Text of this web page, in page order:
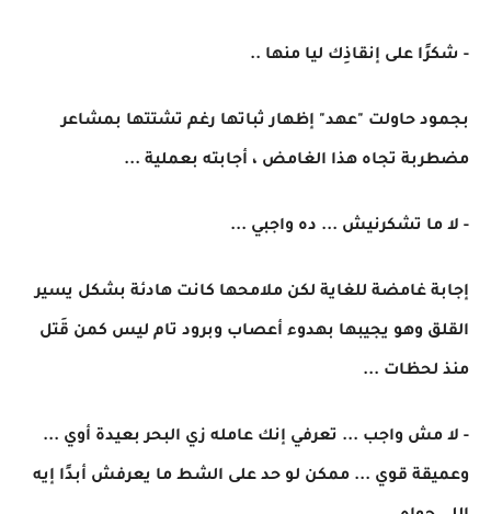
- شكرًا على إنقاذِك ليا منها ..
بجمود حاولت "عهد" إظهار ثباتها رغم تشتتها بمشاعر
مضطربة تجاه هذا الغامض ، أجابته بعملية ...
- لا ما تشكرنيش ... ده واجبي ...
إجابة غامضة للغاية لكن ملامحها كانت هادئة بشكل يسير
القلق وهو يجيبها بهدوء أعصاب وبرود تام ليس كمن قَتل
منذ لحظات ...
- لا مش واجب ... تعرفي إنك عامله زي البحر بعيدة أوي ...
وعميقة قوي ... ممكن لو حد على الشط ما يعرفش أبدًا إيه